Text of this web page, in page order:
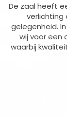
De zaal heeft
verlichting
gelegenheid.
wij voor een
waarbij